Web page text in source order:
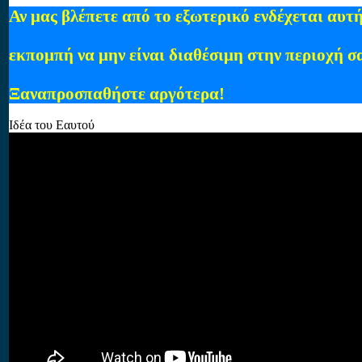
Αν μας βλέπετε από το εξωτερικό ενδέχεται
εκπομπή να μην είναι διαθέσιμη στην περιοχή
Ξαναπροσπαθήστε αργότερα!
Ιδέα του Εαυτού